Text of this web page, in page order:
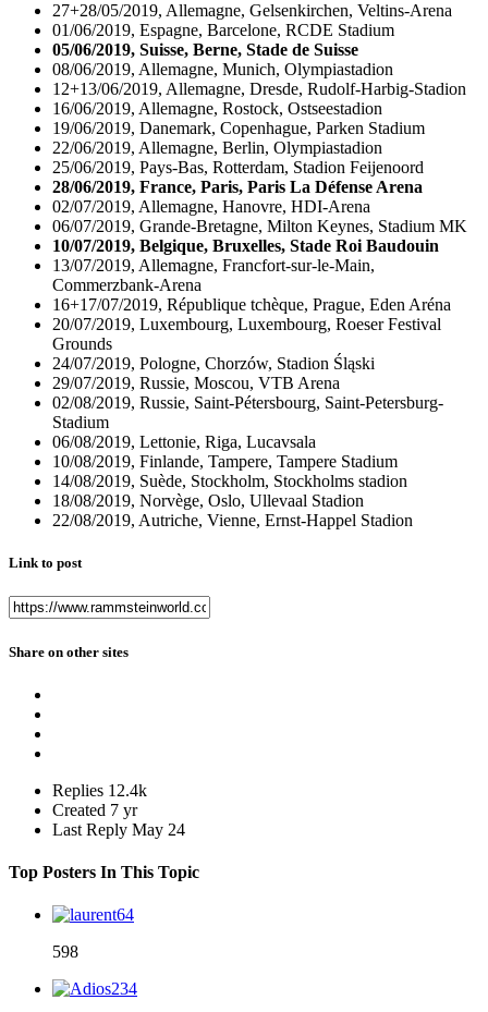
27+28/05/2019, Allemagne, Gelsenkirchen, Veltins-Arena
01/06/2019, Espagne, Barcelone, RCDE Stadium
05/06/2019, Suisse, Berne, Stade de Suisse
08/06/2019, Allemagne, Munich, Olympiastadion
12+13/06/2019, Allemagne, Dresde, Rudolf-Harbig-Stadion
16/06/2019, Allemagne, Rostock, Ostseestadion
19/06/2019, Danemark, Copenhague, Parken Stadium
22/06/2019, Allemagne, Berlin, Olympiastadion
25/06/2019, Pays-Bas, Rotterdam, Stadion Feijenoord
28/06/2019, France, Paris, Paris La Défense Arena
02/07/2019, Allemagne, Hanovre, HDI-Arena
06/07/2019, Grande-Bretagne, Milton Keynes, Stadium MK
10/07/2019, Belgique, Bruxelles, Stade Roi Baudouin
13/07/2019, Allemagne, Francfort-sur-le-Main,
Commerzbank-Arena
16+17/07/2019, République tchèque, Prague, Eden Aréna
20/07/2019, Luxembourg, Luxembourg, Roeser Festival
Grounds
24/07/2019, Pologne, Chorzów, Stadion Śląski
29/07/2019, Russie, Moscou, VTB Arena
02/08/2019, Russie, Saint-Pétersbourg, Saint-Petersburg-
Stadium
06/08/2019, Lettonie, Riga, Lucavsala
10/08/2019, Finlande, Tampere, Tampere Stadium
14/08/2019, Suède, Stockholm, Stockholms stadion
18/08/2019, Norvège, Oslo, Ullevaal Stadion
22/08/2019, Autriche, Vienne, Ernst-Happel Stadion
Link to post
Share on other sites
Replies 12.4k
Created 7 yr
Last Reply May 24
Top Posters In This Topic
598